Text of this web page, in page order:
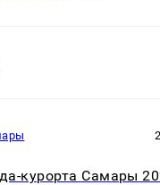
курорта Самары